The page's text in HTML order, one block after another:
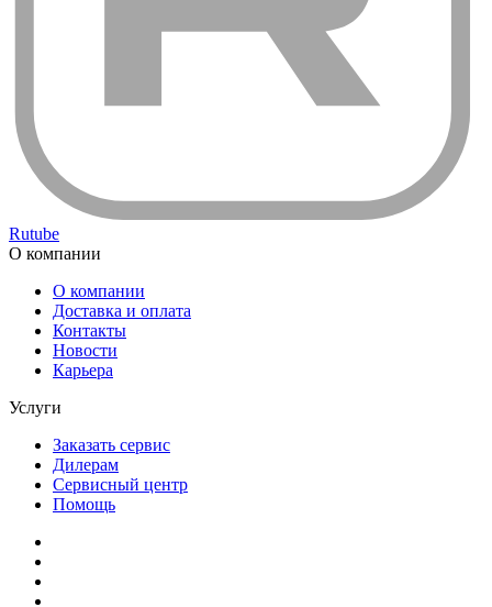
Rutube
О компании
О компании
Доставка и оплата
Контакты
Новости
Карьера
Услуги
Заказать сервис
Дилерам
Сервисный центр
Помощь